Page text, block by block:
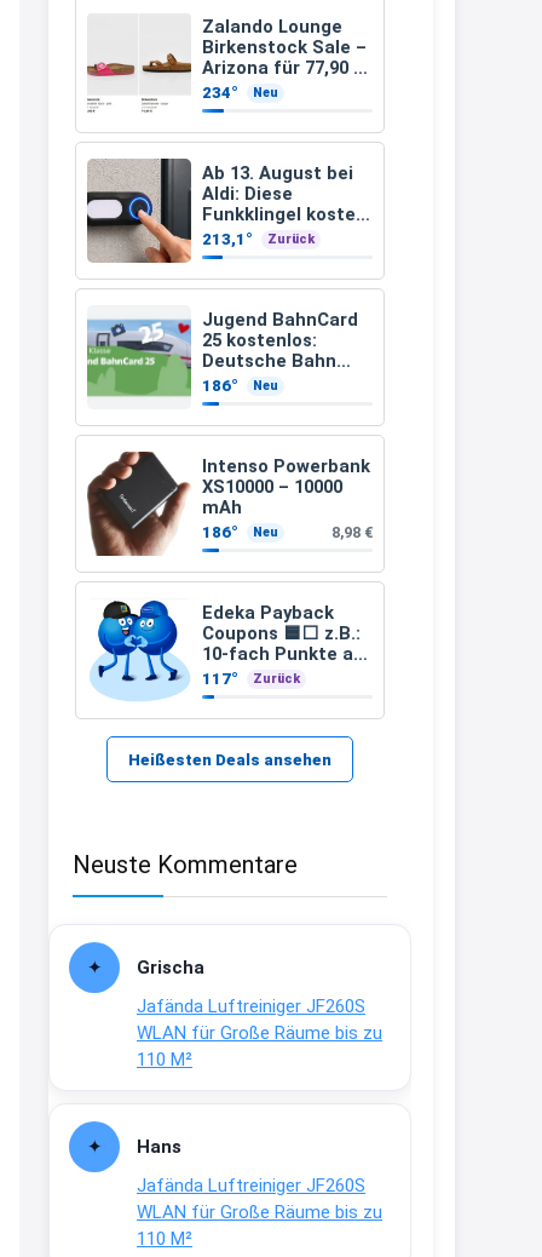
Zalando Lounge
Birkenstock Sale –
Arizona für 77,90 €
statt 120 €
234° Neu
Ab 13. August bei
Aldi: Diese
Funkklingel kostet
nur 3,49 Euro
213,1° Zurück
Jugend BahnCard
25 kostenlos:
Deutsche Bahn
verschenkt
BahnCard an
Kinder und
Jugendliche
186° Neu
Intenso Powerbank
XS10000 – 10000
mAh
186° Neu 8,98 €
Edeka Payback
Coupons 🟦⬜ z.B.:
10-fach Punkte ab
2 € Einkaufswert
und viele weitere
117° Zurück
Heißesten Deals ansehen
Neuste Kommentare
Grischa
Jafända Luftreiniger JF260S
WLAN für Große Räume bis zu
110 M²
Hans
Jafända Luftreiniger JF260S
WLAN für Große Räume bis zu
110 M²
müsste schon stornieren und
nochmal bestellen, da man
Rabattcodes oder auch
Warenkorb oder an der Kasse
VOR dem Kauf einlösen kann.
17:06
↩
Och siche den Gutschein
fürmeggelebaguetts
Kerstin
Meggle bagett Gutschein code
21:37
↩
Kerstin
Bei EDEKA
↩
29.07www.haribo.com/de-
↩
Joachim
Ab diesem Jahr gibt es keine
Fielmann-Blinkis mehr / wurde
www.fielmann-
group.com/blinkis...
13:44